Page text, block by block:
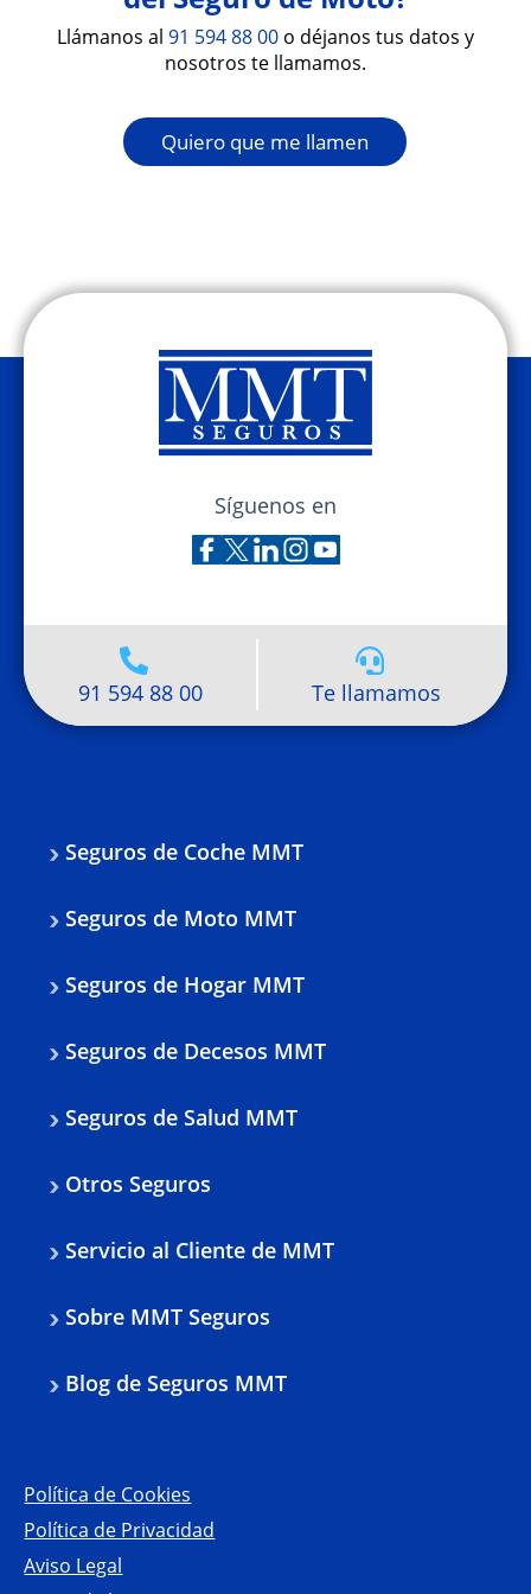
También puedes visitarnos en alguna de
nuestras 17 oficinas y te atenderemos de
Llámanos al 91 594 88 00o déjanos tus datos y
nosotros te llamamos.
Quiero que me llamen
Síguenos en
91 594 88 00 Te llamamos
Seguros de Coche MMT
Seguros de Moto MMT
Seguros de Hogar MMT
Seguros de Decesos MMT
Seguros de Salud MMT
Otros Seguros
Servicio al Cliente de MMT
Sobre MMT Seguros
Blog de Seguros MMT
Política de Cookies
Política de Privacidad
Aviso Legal